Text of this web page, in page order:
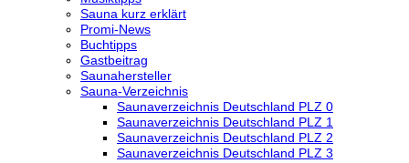
Sauna kurz erklärt
Promi-News
Buchtipps
Gastbeitrag
Saunahersteller
Sauna-Verzeichnis
Saunaverzeichnis Deutschland PLZ 0
Saunaverzeichnis Deutschland PLZ 1
Saunaverzeichnis Deutschland PLZ 2
Saunaverzeichnis Deutschland PLZ 3